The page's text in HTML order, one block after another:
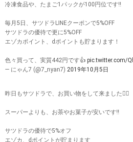
冷凍食品や、たまご1パックが100円位です‼️
毎月5日、サツドラLINEクーポンで5%OFF
サツドラの優待で更に5%OFF
エゾカポイント、dポイントも貯まります！
色々買って、実質442円です👍 pic.twitter.com/
— にゃん7 (@7_nyan7) 2019年10月5日
昨日もサツドラで、お買い物をして来ました🙋‍♀️
スーパーよりも、お茶やお菓子が安いです‼️
サツドラの優待で5%オフ
エゾカ、dポイントが貯まります